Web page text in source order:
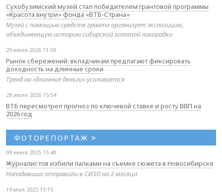
Сухобузимский музей стал победителем грантовой программы
«Красота внутри» фонда «ВТБ-Страна»
Музей с помощью средств гранта организует экспозицию,
объединяющую историю сибирской золотой лихорадки
29 июля 2026 11:50
Рынок сбережений: вкладчикам предлагают фиксировать
доходность на длинные сроки
Тренд на «длинные деньги» усиливается
28 июля 2026 15:54
ВТБ пересмотрел прогноз по ключевой ставке и росту ВВП на
2026 год
ФОТОРЕПОРТАЖ >
09 июня 2025 15:40
Журналистов избили палками на съемке сюжета в Новосибирске
Нападавших отправили в СИЗО на 2 месяца
19 мая 2025 15:15